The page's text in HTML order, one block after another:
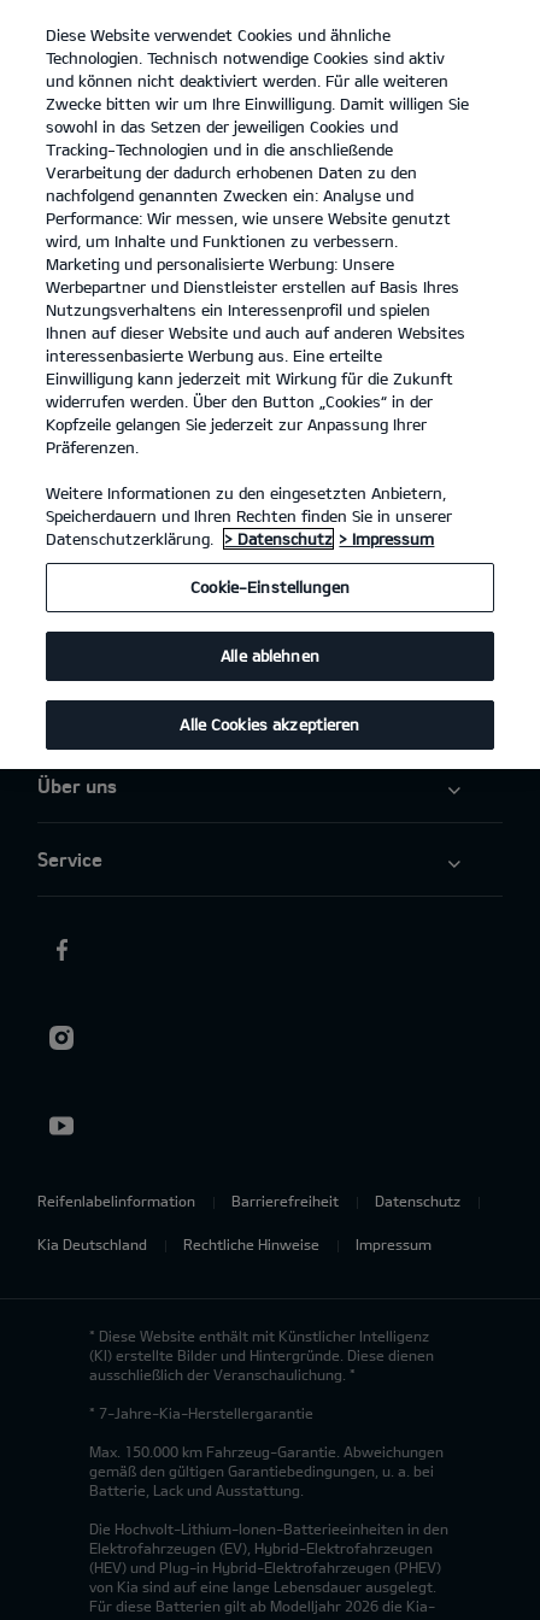
open
menu
KONTAKT
PROBEFAHRT
PBV Nutzfahrzeuge
Modelle
Business
Angebote
Elektromobilität
Über uns
Service
Reifenlabelinformation Barrierefreiheit Datenschutz
Kia Deutschland Rechtliche Hinweise Impressum
* Diese Website enthält mit Künstlicher Intelligenz
(KI) erstellte Bilder und Hintergründe. Diese dienen
ausschließlich der Veranschaulichung. *
* 7-Jahre-Kia-Herstellergarantie
Max. 150.000 km Fahrzeug-Garantie. Abweichungen
gemäß den gültigen Garantiebedingungen, u. a. bei
Batterie, Lack und Ausstattung.
Die Hochvolt-Lithium-Ionen-Batterieeinheiten in den
Elektrofahrzeugen (EV), Hybrid-Elektrofahrzeugen
(HEV) und Plug-in Hybrid-Elektrofahrzeugen (PHEV)
von Kia sind auf eine lange Lebensdauer ausgelegt.
Für diese Batterien gilt ab Modelljahr 2026 die Kia-
Diese Website verwendet Cookies und ähnliche
Technologien. Technisch notwendige Cookies sind aktiv
und können nicht deaktiviert werden. Für alle weiteren
Zwecke bitten wir um Ihre Einwilligung. Damit willigen Sie
sowohl in das Setzen der jeweiligen Cookies und
Tracking-Technologien und in die anschließende
Verarbeitung der dadurch erhobenen Daten zu den
nachfolgend genannten Zwecken ein: Analyse und
Performance: Wir messen, wie unsere Website genutzt
wird, um Inhalte und Funktionen zu verbessern.
Marketing und personalisierte Werbung: Unsere
Werbepartner und Dienstleister erstellen auf Basis Ihres
Nutzungsverhaltens ein Interessenprofil und spielen
Ihnen auf dieser Website und auch auf anderen Websites
interessenbasierte Werbung aus. Eine erteilte
Einwilligung kann jederzeit mit Wirkung für die Zukunft
widerrufen werden. Über den Button „Cookies“ in der
Kopfzeile gelangen Sie jederzeit zur Anpassung Ihrer
Präferenzen.
Weitere Informationen zu den eingesetzten Anbietern,
Speicherdauern und Ihren Rechten finden Sie in unserer
Datenschutzerklärung.
> Datenschutz > Impressum
Cookie-Einstellungen
Alle ablehnen
Alle Cookies akzeptieren